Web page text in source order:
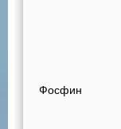
Фосфин